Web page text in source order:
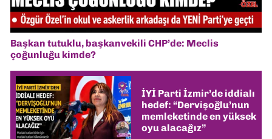
Başkan tutuklu, başkanvekili CHP’de: Meclis
çoğunluğu kimde?
İYİ Parti İzmir’de iddialı
hedef: “Dervişoğlu’nun
memleketinde en yüksek
oyu alacağız”